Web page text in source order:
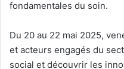
fondamentales du soin.
Du 20 au 22 mai 2025,
et acteurs engagés du
social et découvrir les